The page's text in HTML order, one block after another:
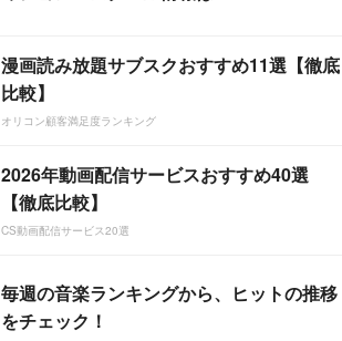
漫画読み放題サブスクおすすめ11選【徹底
比較】
オリコン顧客満足度ランキング
2026年動画配信サービスおすすめ40選
【徹底比較】
CS動画配信サービス20選
毎週の音楽ランキングから、ヒットの推移
をチェック！